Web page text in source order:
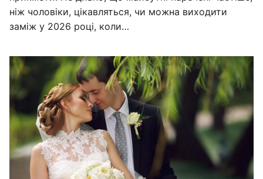
ніж чоловіки, цікавляться, чи можна виходити
заміж у 2026 році, коли…